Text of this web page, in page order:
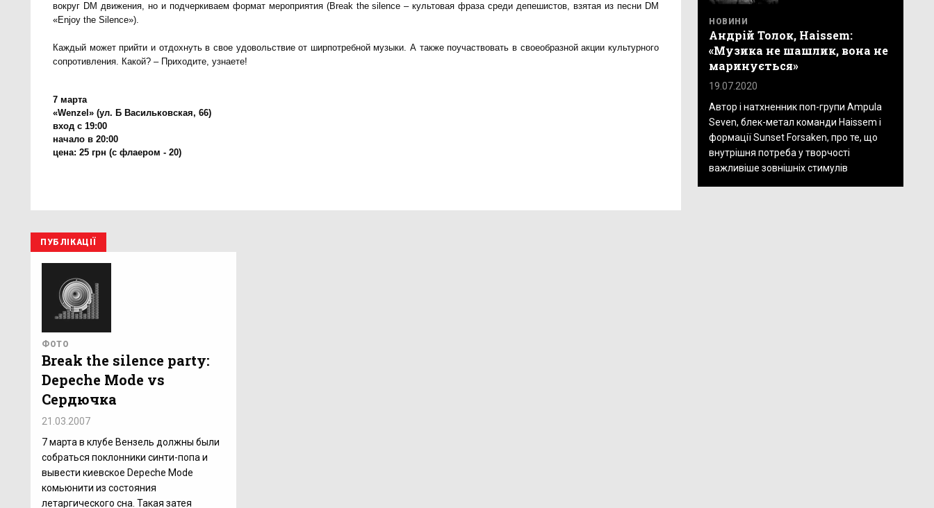
вокруг DM движения, но и подчеркиваем формат мероприятия (Break the silence – культовая фраза среди депешистов, взятая из песни DM
«Enjoy the Silence»).
Каждый может прийти и отдохнуть в свое удовольствие от ширпотребной музыки. А также поучаствовать в своеобразной акции культурного
сопротивления. Какой? – Приходите, узнаете!
7 марта
«Wenzel» (ул. Б Васильковская, 66)
вход с 19:00
начало в 20:00
цена: 25 грн (с флаером - 20)
ПУБЛІКАЦІЇ
ФОТО
Break the silence party:
Depeche Mode vs
Сердючка
21.03.2007
7 марта в клубе Вензель должны были
собраться поклонники синти-попа и
вывести киевское Depeche Mode
комьюнити из состояния
летаргического сна. Такая затея
НОВИНИ
Андрій Толок, Haissem:
«Музика не шашлик, вона не
маринується»
19.07.2020
Автор і натхненник поп-групи Ampula
Seven, блек-метал команди Haissem і
формації Sunset Forsaken, про те, що
внутрішня потреба у творчості
важливіше зовнішніх стимулів